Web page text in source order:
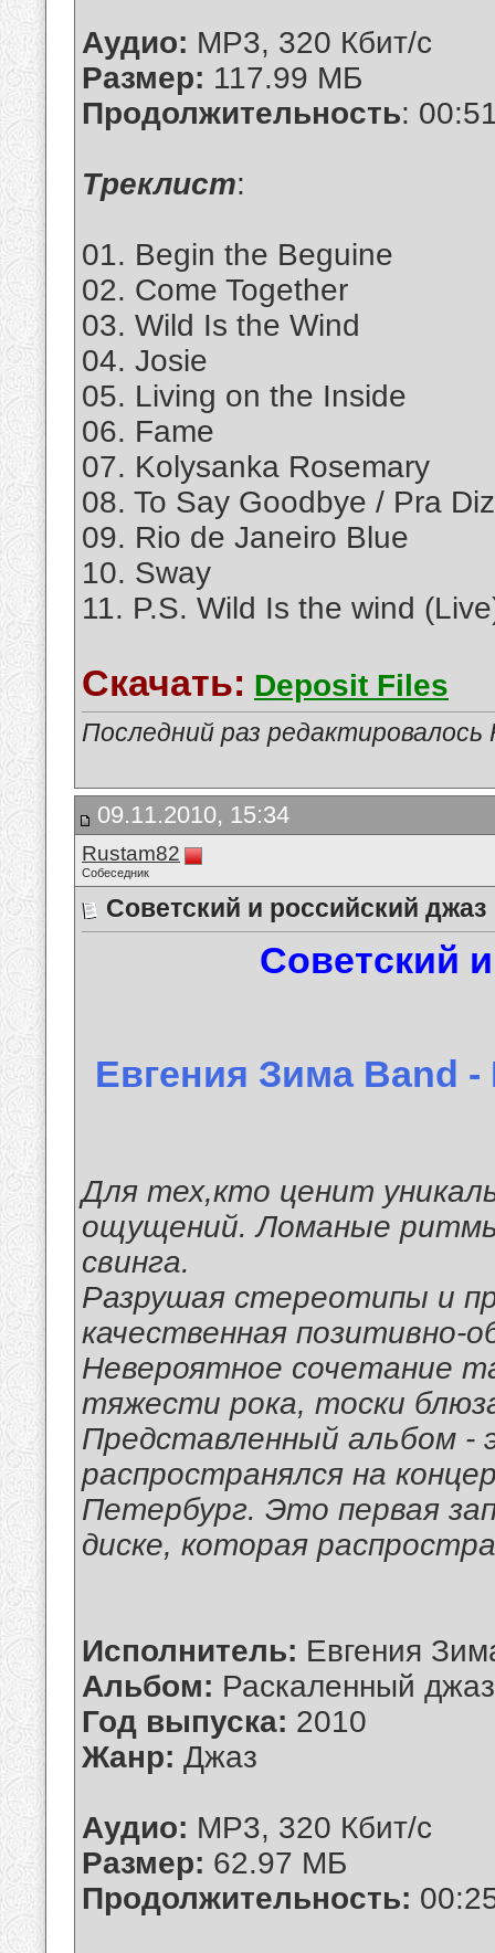
Аудио: MP3, 320 Кбит/с
Размер: 117.99 МБ
Продолжительность:
Tреклист:
01. Begin the Beguine
02. Come Together
03. Wild Is the Wind
04. Josie
05. Living on the Inside
06. Fame
07. Kolysanka Rosemary
08. To Say Goodbye / Pra
09. Rio de Janeiro Blue
10. Sway
11. P.S. Wild Is the wind
Скачать: Deposit Files
Последний раз редактировалось
09.11.2010, 15:34
Rustam82
Собеседник
Советский и российский джаз
Советский
Евгения Зима Band
Для тех,кто ценит
ощущений. Ломаные
свинга.
Разрушая стереотипы и
качественная позитивно-
Невероятное сочетание
тяжести рока, тоски
Представленный альбом -
распространялся на
Петербург. Это первая
диске, которая
Исполнитель: Евгения
Альбом: Раскаленный
Год выпуска: 2010
Жанр: Джаз
Аудио: MP3, 320 Кбит/с
Размер: 62.97 МБ
Продолжительность: